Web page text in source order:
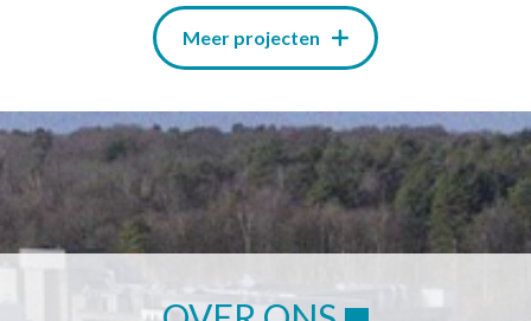
Meer projecten